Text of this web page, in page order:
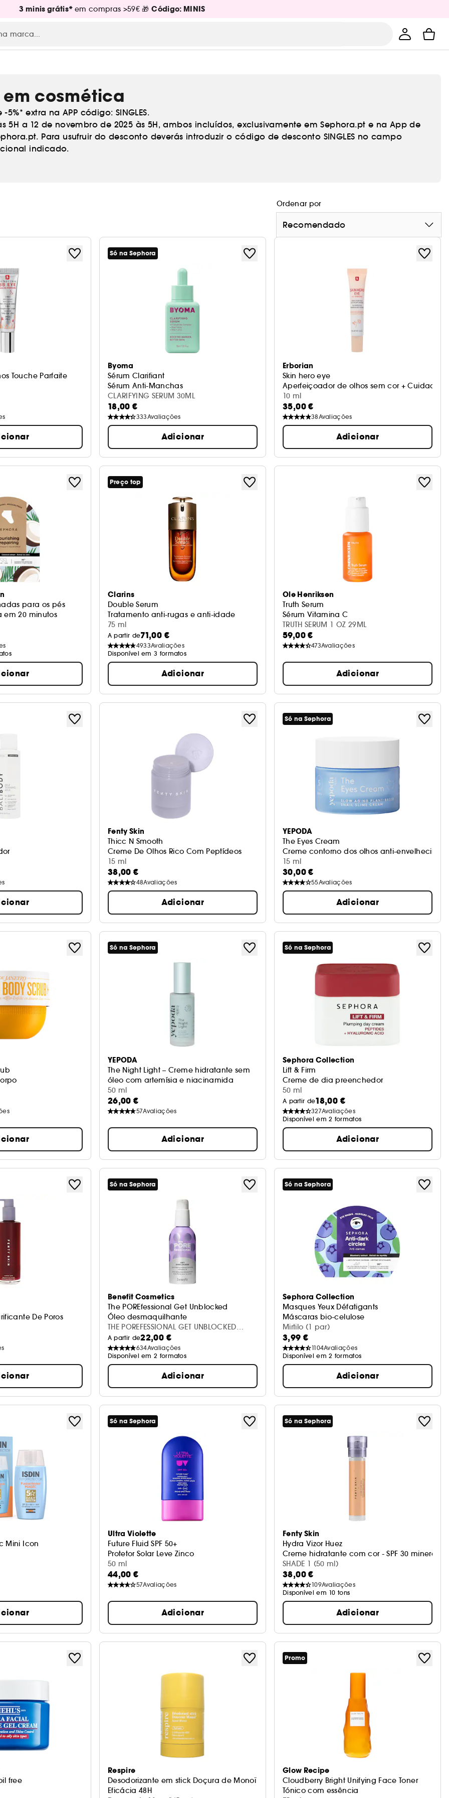
3 minis grátis* em compras >59€ 🎁Código: MINIS
em cosmética
extra na APP código: SINGLES.
5H a 12 de novembro de 2025 às 5H, ambos incluídos, exclusivamente em Sephora.pt e na App de
Para usufruir do desconto deverás introduzir o código de desconto SINGLES no campo
indicado.
Ordenar por
Recomendado
Touche Parfaite
Só na Sephora
Byoma
Sérum Clarifiant
Sérum Anti-Manchas
CLARIFYING SERUM 30ML
18,00 €
333Avaliações
Adicionar
Erborian
Skin hero eye
Aperfeiçoador de olhos sem cor + Cuidado
10 ml
35,00 €
38Avaliações
Adicionar
para os pés
em 20 minutos
Preço top
Clarins
Double Serum
Tratamento anti-rugas e anti-idade
75 ml
A partir de71,00 €
4933Avaliações
Disponível em 3 formatos
Adicionar
Ole Henriksen
Truth Serum
Sérum Vitamina C
TRUTH SERUM 1 OZ 29ML
59,00 €
473Avaliações
Adicionar
Fenty Skin
Thicc N Smooth
Creme De Olhos Rico Com Peptídeos
15 ml
38,00 €
48Avaliações
Adicionar
Só na Sephora
YEPODA
The Eyes Cream
Creme contorno dos olhos anti-
15 ml
30,00 €
55Avaliações
Adicionar
Só na Sephora
YEPODA
The Night Light – Creme hidratante sem
óleo com artemísia e niacinamida
50 ml
26,00 €
57Avaliações
Adicionar
Só na Sephora
Sephora Collection
Lift & Firm
Creme de dia preenchedor
50 ml
A partir de18,00 €
327Avaliações
Disponível em 2 formatos
Adicionar
De Poros
Só na Sephora
Benefit Cosmetics
The POREfessional Get Unblocked
Óleo desmaquilhante
THE POREFESSIONAL GET UNBLOCKED
148ML
A partir de22,00 €
634Avaliações
Disponível em 2 formatos
Adicionar
Só na Sephora
Sephora Collection
Masques Yeux Défatigants
Máscaras bio-celulose
Mirtilo (1 par)
3,99 €
1104Avaliações
Disponível em 2 formatos
Adicionar
Mini Icon
Só na Sephora
Ultra Violette
Future Fluid SPF 50+
Protetor Solar Leve Zinco
50 ml
44,00 €
57Avaliações
Adicionar
Só na Sephora
Fenty Skin
Hydra Vizor Huez
Creme hidratante com cor - SPF 30 mineral
SHADE 1 (50 ml)
38,00 €
109Avaliações
Disponível em 10 tons
Adicionar
free
Respire
Desodorizante em stick Doçura de Monoï
Eficácia 48H
Promo
Glow Recipe
Cloudberry Bright Unifying Face Toner
Tónico com essência